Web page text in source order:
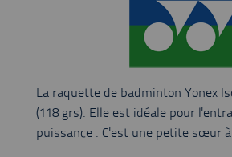
La raquette de badminton Yonex
(118 grs). Elle est idéale pour
puissance . C'est une petite sœur